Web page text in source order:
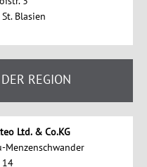
Blasien
REGION
Ltd. & Co.KG
Menzenschwander
14